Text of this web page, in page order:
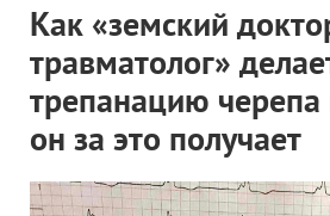
Как «земский
травматолог»
трепанацию черепа
он за это получает